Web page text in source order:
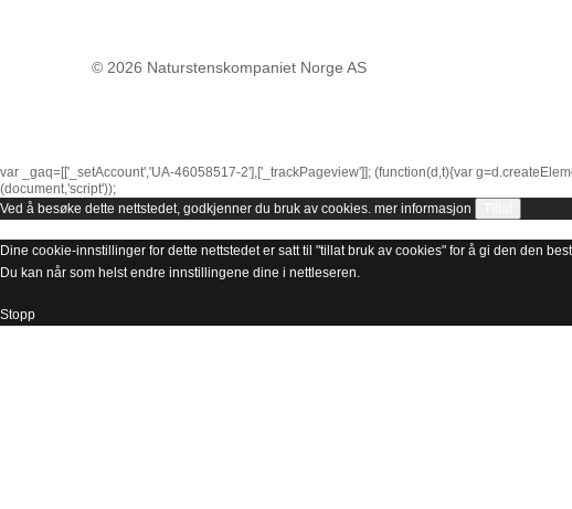
© 2026 Naturstenskompaniet Norge AS
var _gaq=[['_setAccount','UA-46058517-2'],['_trackPageview']]; (function(d,t){var
(document,'script'));
Ved å besøke dette nettstedet, godkjenner du bruk av cookies. mer informasjon
Dine cookie-innstillinger for dette nettstedet er satt til "tillat bruk av cookies" for å gi den den
Du kan når som helst endre innstillingene dine i nettleseren.
Stopp